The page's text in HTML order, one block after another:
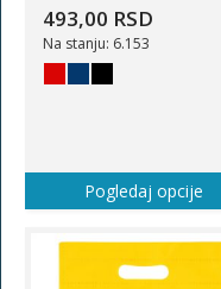
493,00 RSD
Na stanju: 6.153
Pogledaj opcije